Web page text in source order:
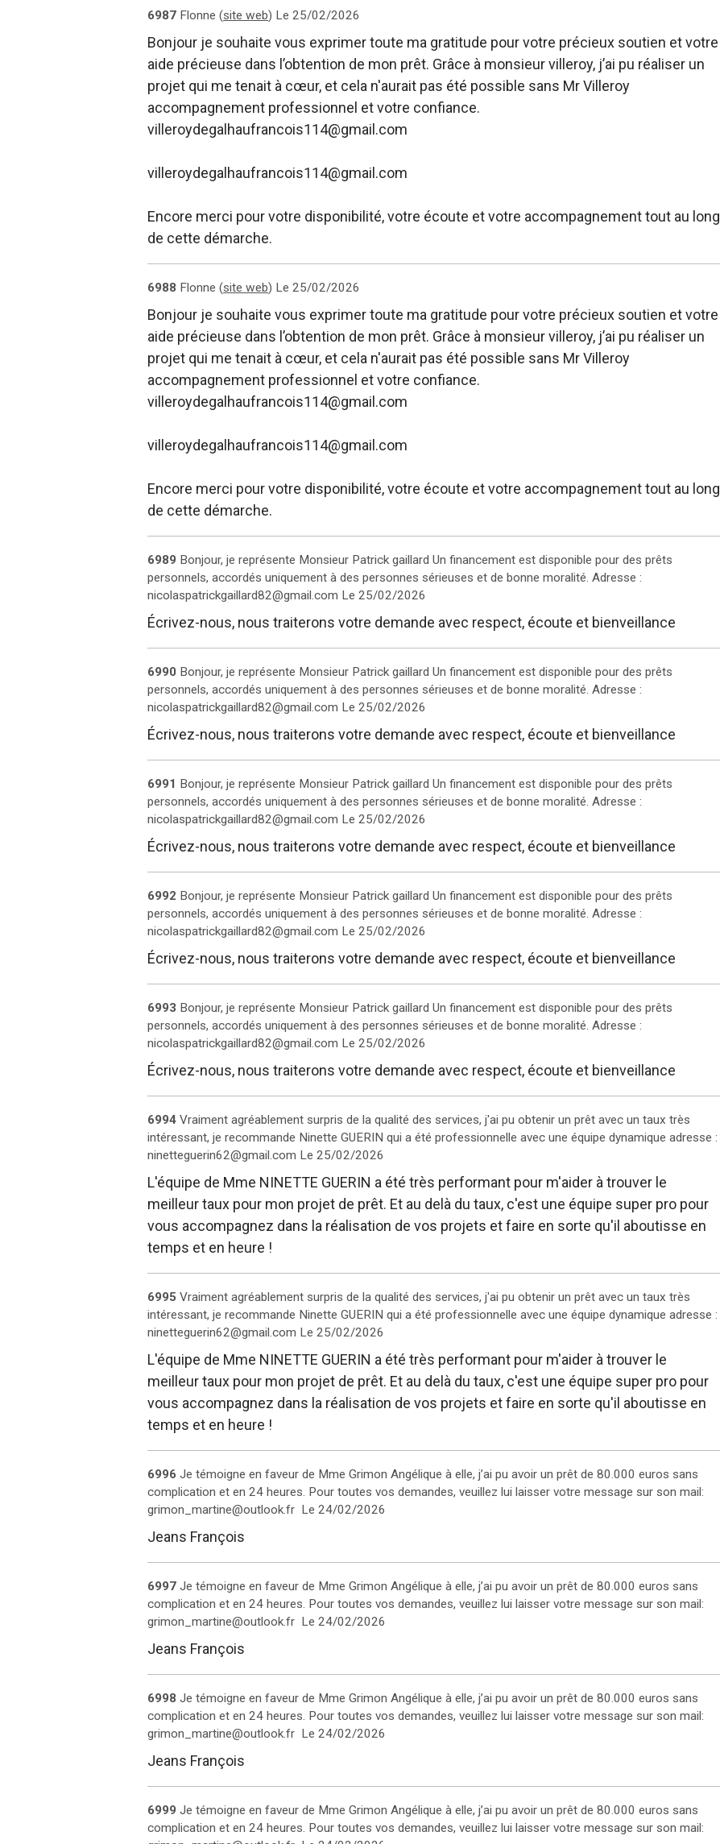
6987 Flonne (site web) Le 25/02/2026
Bonjour je souhaite vous exprimer toute ma gratitude pour votre précieux soutien et votre
aide précieuse dans l’obtention de mon prêt. Grâce à monsieur villeroy, j’ai pu réaliser un
projet qui me tenait à cœur, et cela n'aurait pas été possible sans Mr Villeroy
accompagnement professionnel et votre confiance.
villeroydegalhaufrancois114@gmail.com
villeroydegalhaufrancois114@gmail.com
Encore merci pour votre disponibilité, votre écoute et votre accompagnement tout au long
de cette démarche.
6988 Flonne (site web) Le 25/02/2026
Bonjour je souhaite vous exprimer toute ma gratitude pour votre précieux soutien et votre
aide précieuse dans l’obtention de mon prêt. Grâce à monsieur villeroy, j’ai pu réaliser un
projet qui me tenait à cœur, et cela n'aurait pas été possible sans Mr Villeroy
accompagnement professionnel et votre confiance.
villeroydegalhaufrancois114@gmail.com
villeroydegalhaufrancois114@gmail.com
Encore merci pour votre disponibilité, votre écoute et votre accompagnement tout au long
de cette démarche.
6989 Bonjour, je représente Monsieur Patrick gaillard Un financement est disponible pour des prêts
personnels, accordés uniquement à des personnes sérieuses et de bonne moralité. Adresse :
nicolaspatrickgaillard82@gmail.com Le 25/02/2026
Écrivez-nous, nous traiterons votre demande avec respect, écoute et bienveillance
6990 Bonjour, je représente Monsieur Patrick gaillard Un financement est disponible pour des prêts
personnels, accordés uniquement à des personnes sérieuses et de bonne moralité. Adresse :
nicolaspatrickgaillard82@gmail.com Le 25/02/2026
Écrivez-nous, nous traiterons votre demande avec respect, écoute et bienveillance
6991 Bonjour, je représente Monsieur Patrick gaillard Un financement est disponible pour des prêts
personnels, accordés uniquement à des personnes sérieuses et de bonne moralité. Adresse :
nicolaspatrickgaillard82@gmail.com Le 25/02/2026
Écrivez-nous, nous traiterons votre demande avec respect, écoute et bienveillance
6992 Bonjour, je représente Monsieur Patrick gaillard Un financement est disponible pour des prêts
personnels, accordés uniquement à des personnes sérieuses et de bonne moralité. Adresse :
nicolaspatrickgaillard82@gmail.com Le 25/02/2026
Écrivez-nous, nous traiterons votre demande avec respect, écoute et bienveillance
6993 Bonjour, je représente Monsieur Patrick gaillard Un financement est disponible pour des prêts
personnels, accordés uniquement à des personnes sérieuses et de bonne moralité. Adresse :
nicolaspatrickgaillard82@gmail.com Le 25/02/2026
Écrivez-nous, nous traiterons votre demande avec respect, écoute et bienveillance
6994 Vraiment agréablement surpris de la qualité des services, j'ai pu obtenir un prêt avec un taux très
intéressant, je recommande Ninette GUERIN qui a été professionnelle avec une équipe dynamique adresse :
ninetteguerin62@gmail.com Le 25/02/2026
L'équipe de Mme NINETTE GUERIN a été très performant pour m'aider à trouver le
meilleur taux pour mon projet de prêt. Et au delà du taux, c'est une équipe super pro pour
vous accompagnez dans la réalisation de vos projets et faire en sorte qu'il aboutisse en
temps et en heure !
6995 Vraiment agréablement surpris de la qualité des services, j'ai pu obtenir un prêt avec un taux très
intéressant, je recommande Ninette GUERIN qui a été professionnelle avec une équipe dynamique adresse :
ninetteguerin62@gmail.com Le 25/02/2026
L'équipe de Mme NINETTE GUERIN a été très performant pour m'aider à trouver le
meilleur taux pour mon projet de prêt. Et au delà du taux, c'est une équipe super pro pour
vous accompagnez dans la réalisation de vos projets et faire en sorte qu'il aboutisse en
temps et en heure !
6996 Je témoigne en faveur de Mme Grimon Angélique à elle, j’ai pu avoir un prêt de 80.000 euros sans
complication et en 24 heures. Pour toutes vos demandes, veuillez lui laisser votre message sur son mail:
grimon_martine@outlook.fr ‎ Le 24/02/2026
Jeans François
6997 Je témoigne en faveur de Mme Grimon Angélique à elle, j’ai pu avoir un prêt de 80.000 euros sans
complication et en 24 heures. Pour toutes vos demandes, veuillez lui laisser votre message sur son mail:
grimon_martine@outlook.fr ‎ Le 24/02/2026
Jeans François
6998 Je témoigne en faveur de Mme Grimon Angélique à elle, j’ai pu avoir un prêt de 80.000 euros sans
complication et en 24 heures. Pour toutes vos demandes, veuillez lui laisser votre message sur son mail:
grimon_martine@outlook.fr ‎ Le 24/02/2026
Jeans François
6999 Je témoigne en faveur de Mme Grimon Angélique à elle, j’ai pu avoir un prêt de 80.000 euros sans
complication et en 24 heures. Pour toutes vos demandes, veuillez lui laisser votre message sur son mail: